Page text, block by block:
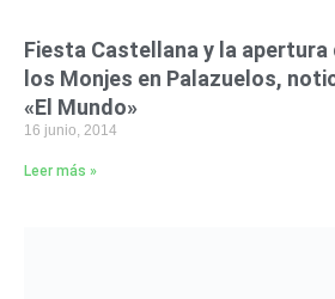
Fiesta Castellana y la apertura
los Monjes en Palazuelos,
«El Mundo»
16 junio, 2014
Leer más »